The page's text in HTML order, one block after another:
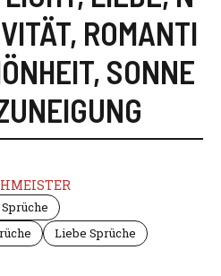
, ROMANTI
, SONNE
Liebe Sprüche